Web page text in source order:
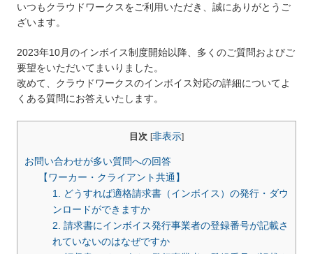
いつもクラウドワークスをご利用いただき、誠にありがとうご
ざいます。
2023年10月のインボイス制度開始以降、多くのご質問およびご
要望をいただいてまいりました。
改めて、クラウドワークスのインボイス対応の詳細についてよ
くある質問にお答えいたします。
目次 [非表示]
お問い合わせが多い質問への回答
【ワーカー・クライアント共通】
1. どうすれば適格請求書（インボイス）の発行・ダウ
ンロードができますか
2. 請求書にインボイス発行事業者の登録番号が記載さ
れていないのはなぜですか